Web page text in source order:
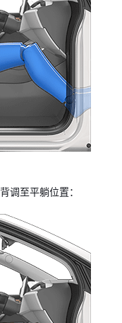
调至平躺位置：